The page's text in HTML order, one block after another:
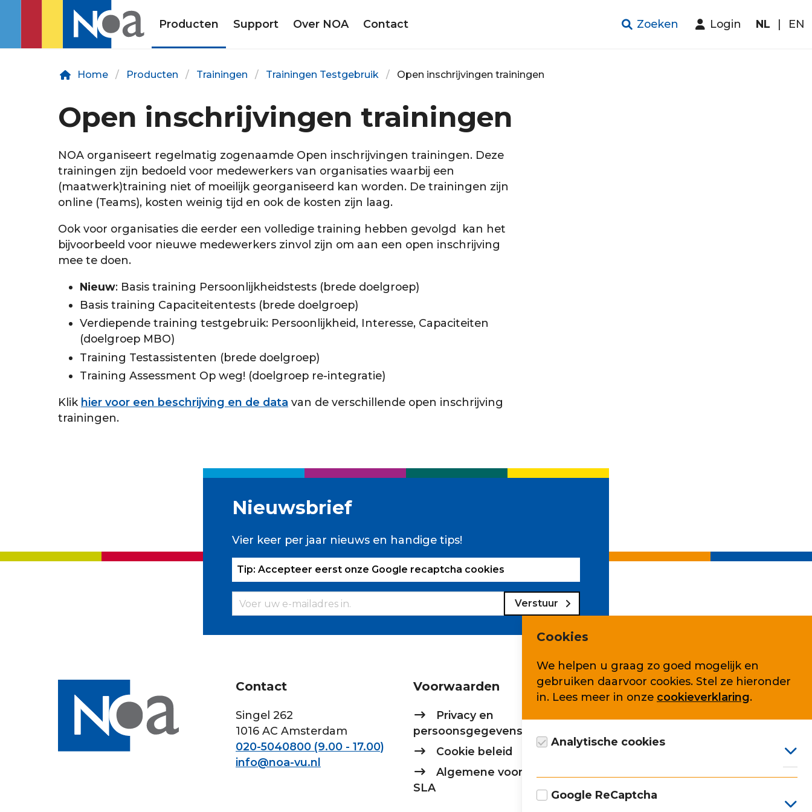
Producten Support Over NOA Contact Zoeken Login NL EN
Home Producten Trainingen Trainingen Testgebruik Open inschrijvingen trainingen
Open inschrijvingen trainingen
NOA organiseert regelmatig zogenaamde Open inschrijvingen trainingen. Deze
trainingen zijn bedoeld voor medewerkers van organisaties waarbij een
(maatwerk)training niet of moeilijk georganiseerd kan worden. De trainingen zijn
online (Teams), kosten weinig tijd en ook de kosten zijn laag.
Ook voor organisaties die eerder een volledige training hebben gevolgd kan het
bijvoorbeeld voor nieuwe medewerkers zinvol zijn om aan een open inschrijving
mee te doen.
Nieuw: Basis training Persoonlijkheidstests (brede doelgroep)
Basis training Capaciteitentests (brede doelgroep)
Verdiepende training testgebruik: Persoonlijkheid, Interesse, Capaciteiten
(doelgroep MBO)
Training Testassistenten (brede doelgroep)
Training Assessment Op weg! (doelgroep re-integratie)
Klik hier voor een beschrijving en de data van de verschillende open inschrijving
trainingen.
Nieuwsbrief
Vier keer per jaar nieuws en handige tips!
Tip: Accepteer eerst onze Google recaptcha cookies
Verstuur
Contact
Singel 262
1016 AC Amsterdam
020-5040800 (9.00 - 17.00)
info@noa-vu.nl
Voorwaarden
Privacy en
persoonsgegevens
Cookie beleid
Algemene voorwaarden
SLA
Volg ons ook op
Cookies
We helpen u graag zo goed mogelijk en
gebruiken daarvoor cookies. Stel ze hieronder
in. Lees meer in onze cookieverklaring.
Analytische cookies
Google Analytics cookie, anoniem gegevens
verzamelen, conform AVG.
Google ReCaptcha